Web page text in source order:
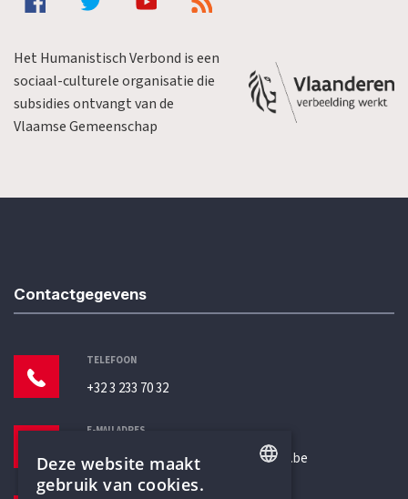
Het Humanistisch Verbond is een
sociaal-culturele organisatie die
subsidies ontvangt van de
Vlaamse Gemeenschap
Contactgegevens
TELEFOON
+32 3 233 70 32
E-MAILADRES
secretariaat@humanistischverbond.be
Deze website maakt
gebruik van cookies.